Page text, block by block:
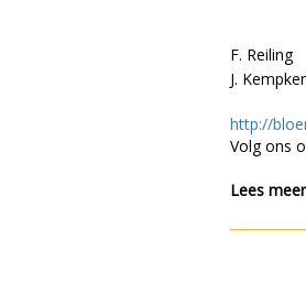
F. Reiling
J.
http://
Volg ons
Lees